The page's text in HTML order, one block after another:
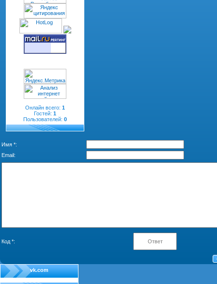
Онлайн всего: 1
Гостей: 1
Пользователей: 0
Имя *:
Email:
Код *:
vk.com